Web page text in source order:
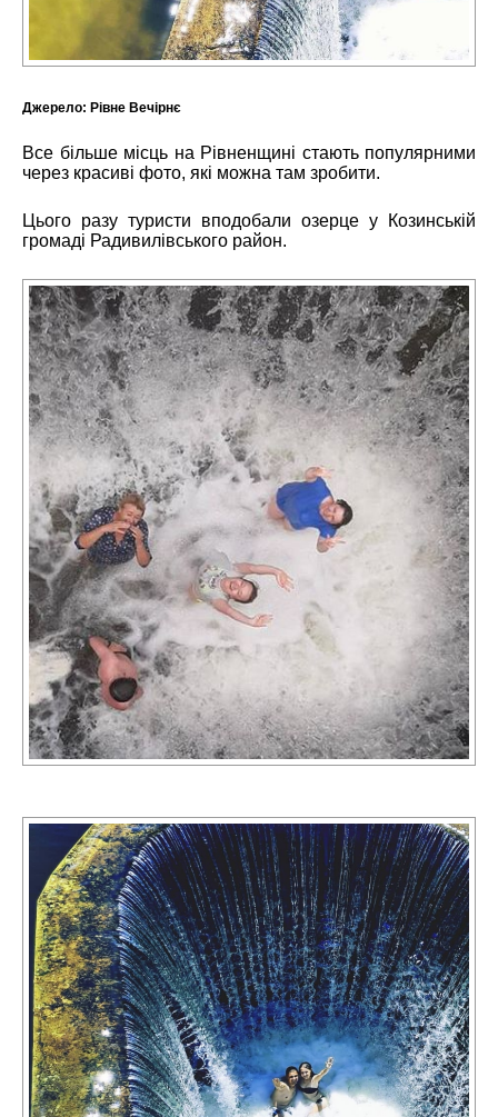
Джерело: Рівне Вечірнє
Все більше місць на Рівненщині стають популярними
через красиві фото, які можна там зробити.
Цього разу туристи вподобали озерце у Козинській
громаді Радивилівського район.